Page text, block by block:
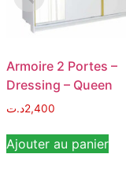
Armoire 2 Portes –
Dressing – Queen
2,400د.ت
Ajouter au panier